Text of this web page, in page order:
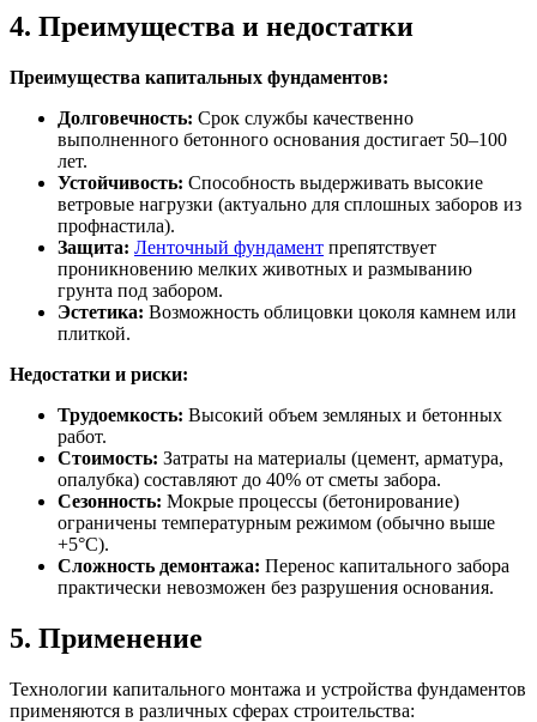
4. Преимущества и недостатки
Преимущества капитальных фундаментов:
Долговечность: Срок службы качественно
выполненного бетонного основания достигает 50–100
лет.
Устойчивость: Способность выдерживать высокие
ветровые нагрузки (актуально для сплошных заборов из
профнастила).
Защита: Ленточный фундамент препятствует
проникновению мелких животных и размыванию
грунта под забором.
Эстетика: Возможность облицовки цоколя камнем или
плиткой.
Недостатки и риски:
Трудоемкость: Высокий объем земляных и бетонных
работ.
Стоимость: Затраты на материалы (цемент, арматура,
опалубка) составляют до 40% от сметы забора.
Сезонность: Мокрые процессы (бетонирование)
ограничены температурным режимом (обычно выше
+5°C).
Сложность демонтажа: Перенос капитального забора
практически невозможен без разрушения основания.
5. Применение
Технологии капитального монтажа и устройства фундаментов
применяются в различных сферах строительства: